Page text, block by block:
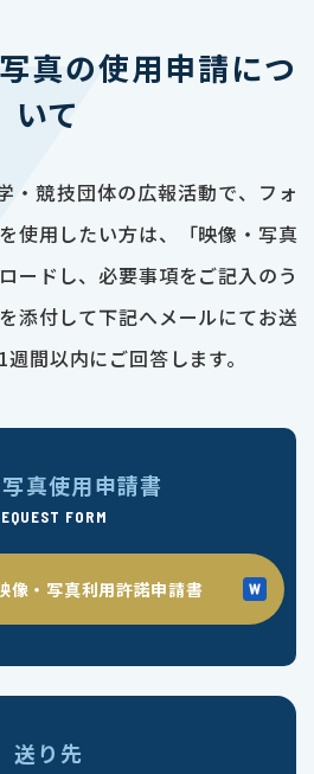
真の使用申請につ
いて
・競技団体の広報活動で、フォ
使用したい方は、「映像・写真
ードし、必要事項をご記入のう
添付して下記へメールにてお送
間以内にご回答します。
真使用申請書
FORM
像・写真利用許諾申請書
送り先